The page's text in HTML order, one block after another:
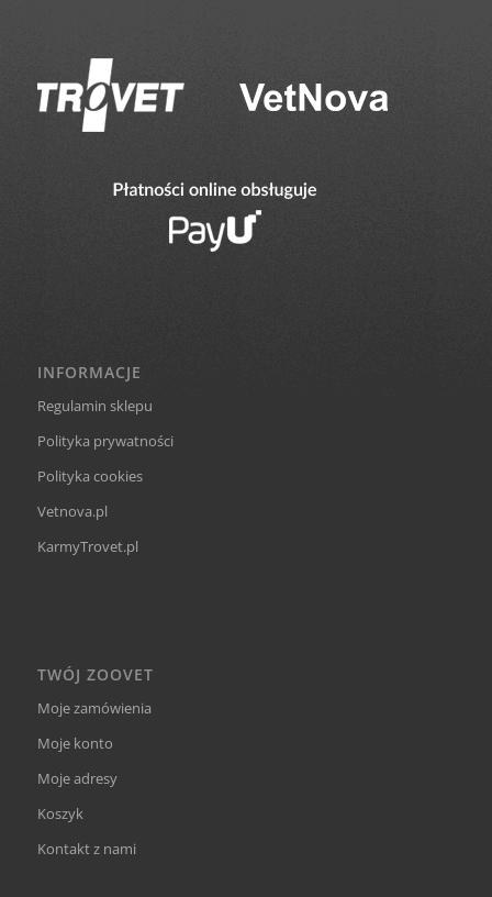
INFORMACJE
Regulamin sklepu
Polityka prywatności
Polityka cookies
Vetnova.pl
KarmyTrovet.pl
TWÓJ ZOOVET
Moje zamówienia
Moje konto
Moje adresy
Koszyk
Kontakt z nami